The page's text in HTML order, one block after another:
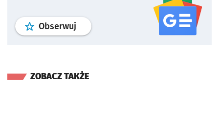
Obserwuj profil serwisu
ZOBACZ TAKŻE